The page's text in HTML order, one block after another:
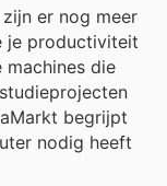
er nog meer
je productiviteit
machines die
begrijpt
nodig heeft